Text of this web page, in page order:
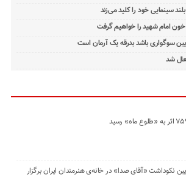
سینمایی خود را کلید می‌زند
امام شهید را خواهیم گرفت
سوگواری باشد بدرقه یک آرمان است
شد
«طلوع ماه» رسید
نکوداشت «آقای صدا» در خانه‌ی هنرمندان ایران برگزار